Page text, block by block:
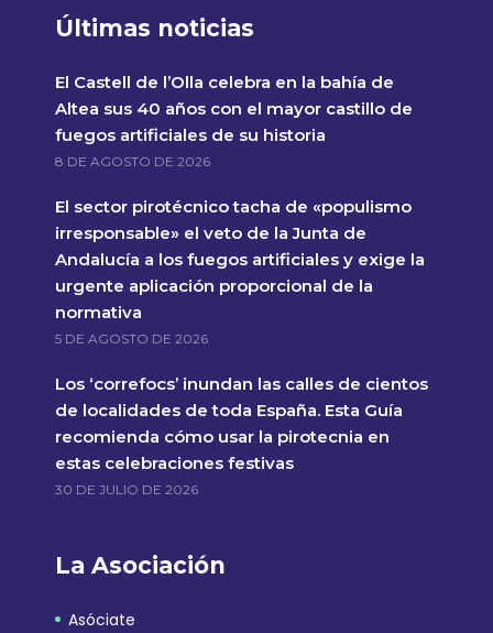
Últimas noticias
El Castell de l’Olla celebra en la bahía de
Altea sus 40 años con el mayor castillo de
fuegos artificiales de su historia
8 DE AGOSTO DE 2026
El sector pirotécnico tacha de «populismo
irresponsable» el veto de la Junta de
Andalucía a los fuegos artificiales y exige la
urgente aplicación proporcional de la
normativa
5 DE AGOSTO DE 2026
Los ‘correfocs’ inundan las calles de cientos
de localidades de toda España. Esta Guía
recomienda cómo usar la pirotecnia en
estas celebraciones festivas
30 DE JULIO DE 2026
La Asociación
Asóciate